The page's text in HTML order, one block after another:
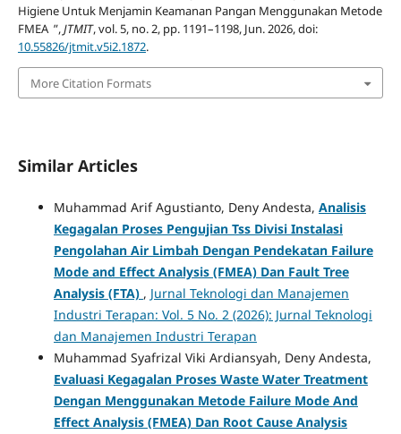
Higiene Untuk Menjamin Keamanan Pangan Menggunakan Metode
FMEA ”,JTMIT, vol. 5, no. 2, pp. 1191–1198, Jun. 2026, doi:
10.55826/jtmit.v5i2.1872.
More Citation Formats
Similar Articles
Muhammad Arif Agustianto, Deny Andesta, Analisis
Kegagalan Proses Pengujian Tss Divisi Instalasi
Pengolahan Air Limbah Dengan Pendekatan Failure
Mode and Effect Analysis (FMEA) Dan Fault Tree
Analysis (FTA) , Jurnal Teknologi dan Manajemen
Industri Terapan: Vol. 5 No. 2 (2026): Jurnal Teknologi
dan Manajemen Industri Terapan
Muhammad Syafrizal Viki Ardiansyah, Deny Andesta,
Evaluasi Kegagalan Proses Waste Water Treatment
Dengan Menggunakan Metode Failure Mode And
Effect Analysis (FMEA) Dan Root Cause Analysis